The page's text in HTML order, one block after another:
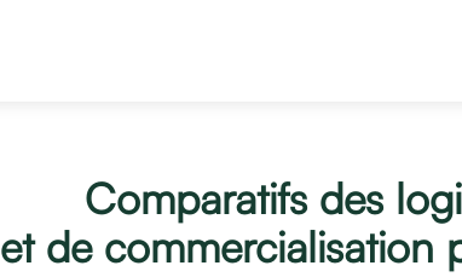
Comparatifs des
et de commercialisation